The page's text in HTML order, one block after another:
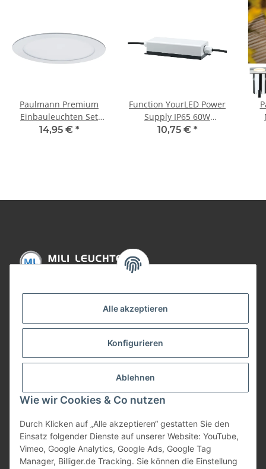
Alle akzeptieren
Konfigurieren
Ablehnen
Wie wir Cookies & Co nutzen
Durch Klicken auf „Alle akzeptieren“ gestatten Sie den
Einsatz folgender Dienste auf unserer Website: YouTube,
Vimeo, Google Analytics, Google Ads, Google Tag
Manager, Billiger.de Tracking. Sie können die Einstellung
Paulmann Premium
Einbauleuchten Set
SmartPanel RGBW rund
14,95 € *
Function YourLED Power
Supply IP65 60W
230/12V DC
10,75 € *
Gesetzliche Informationen
Bezahlung